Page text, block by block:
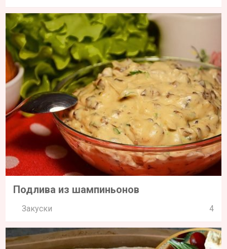
Подлива из шампиньонов
Закуски 4